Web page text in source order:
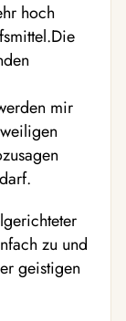
hoch
mir
zu und
geistigen